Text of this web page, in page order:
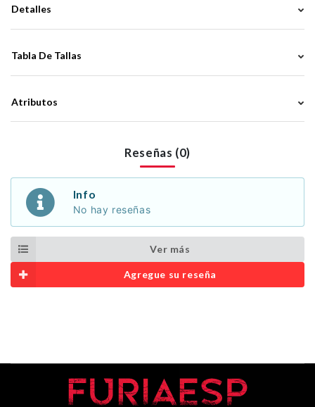
Detalles
Tabla De Tallas
Atributos
Reseñas (0)
Info
No hay reseñas
Ver más
Agregue su reseña